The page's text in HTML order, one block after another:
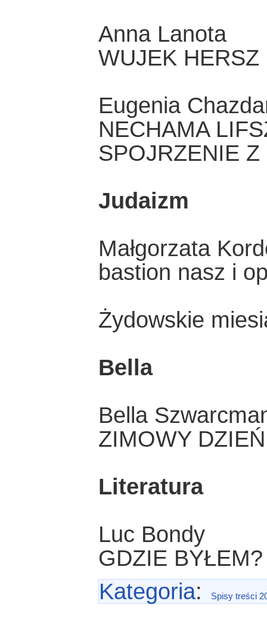
Anna Lanota
WUJEK
Eugenia
NECHAMA
SPOJRZENIE
Judaizm
Małgorzata
bastion nasz i
Żydowskie
Bella
Bella
ZIMOWY
Literatura
Luc Bondy
GDZIE BYŁEM?
Kategoria: Spisy treści